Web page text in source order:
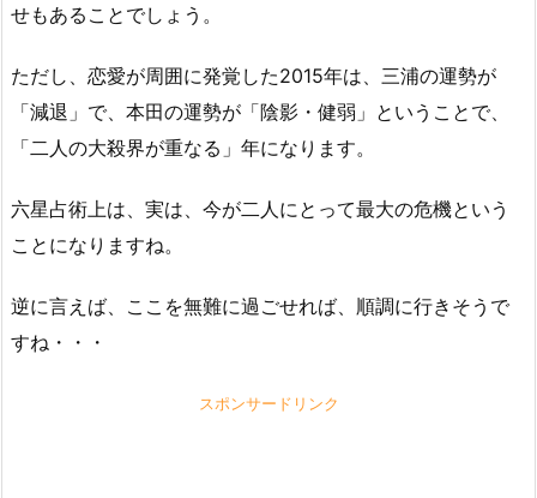
せもあることでしょう。
ただし、恋愛が周囲に発覚した2015年は、三浦の運勢が
「減退」で、本田の運勢が「陰影・健弱」ということで、
「二人の大殺界が重なる」年になります。
六星占術上は、実は、今が二人にとって最大の危機という
ことになりますね。
逆に言えば、ここを無難に過ごせれば、順調に行きそうで
すね・・・
スポンサードリンク